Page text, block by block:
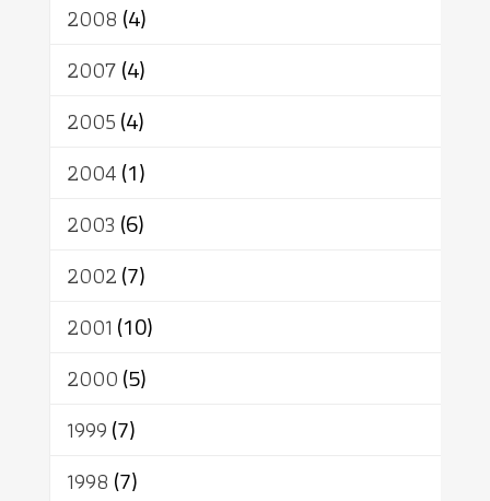
2008 (4)
2007(4)
2005(4)
2004(1)
2003 (6)
2002(7)
2001 (10)
2000(5)
1999(7)
1998 (7)